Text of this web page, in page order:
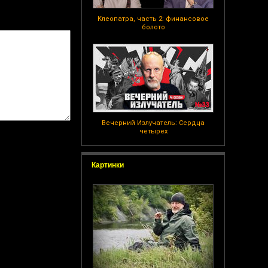
Клеопатра, часть 2: финансовое
болото
Вечерний Излучатель: Сердца
четырех
Картинки